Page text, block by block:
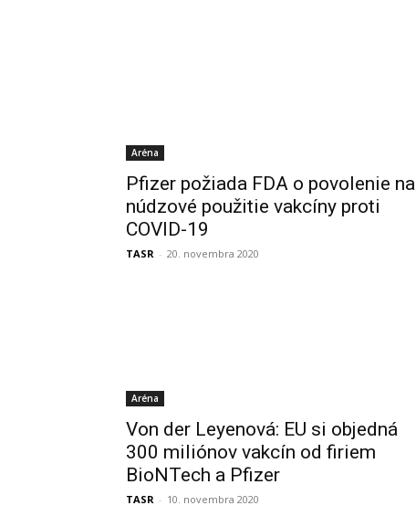
Aréna
Pfizer požiada FDA o povolenie na
núdzové použitie vakcíny proti
COVID-19
TASR - 20. novembra 2020
Aréna
Von der Leyenová: EU si objedná
300 miliónov vakcín od firiem
BioNTech a Pfizer
TASR - 10. novembra 2020